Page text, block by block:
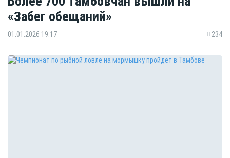
«Забег обещаний»
01.01.2026 19:17 234